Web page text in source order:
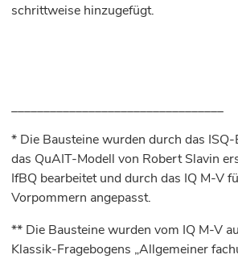
schrittweise hinzugefügt.
_________________________________
* Die Bausteine wurden durch das
das QuAIT-Modell von Robert Slavin
IfBQ bearbeitet und durch das IQ M-V
Vorpommern angepasst.
** Die Bausteine wurden vom IQ M-V
Klassik-Fragebogens „Allgemeiner